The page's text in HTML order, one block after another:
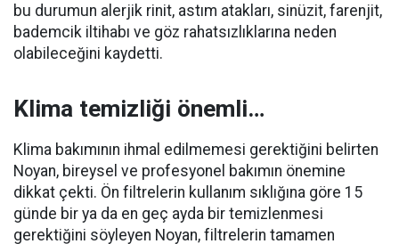
bu durumun alerjik rinit, astım atakları, sinüzit, farenjit,
bademcik iltihabı ve göz rahatsızlıklarına neden
olabileceğini kaydetti.
Klima temizliği önemli…
Klima bakımının ihmal edilmemesi gerektiğini belirten
Noyan, bireysel ve profesyonel bakımın önemine
dikkat çekti. Ön filtrelerin kullanım sıklığına göre 15
günde bir ya da en geç ayda bir temizlenmesi
gerektiğini söyleyen Noyan, filtrelerin tamamen